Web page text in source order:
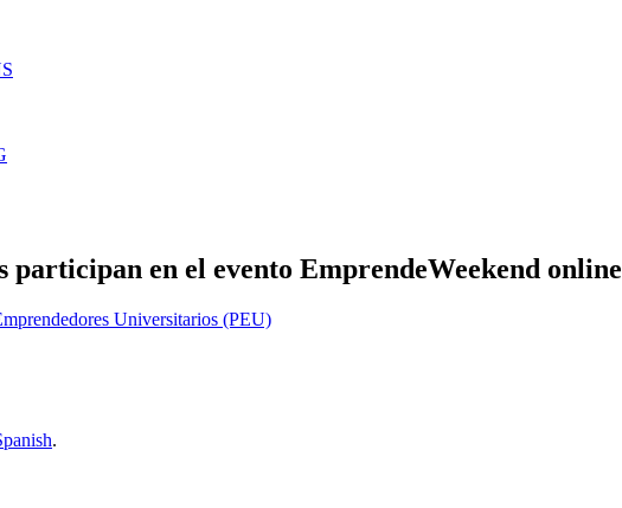
participan en el evento EmprendeWeekend online
Universitarios (PEU)
.